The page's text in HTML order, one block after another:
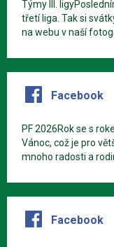
Týmy III.
třetí liga. Tak si
na webu v naší
Facebook
PF 2026Rok se s
Vánoc, což je pro
mnoho radosti a
Facebook